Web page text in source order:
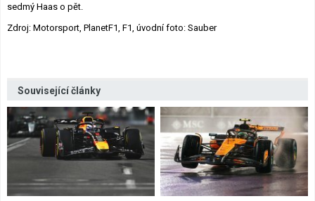
sedmý Haas o pět.
Zdroj: Motorsport, PlanetF1, F1, úvodní foto: Sauber
Související články